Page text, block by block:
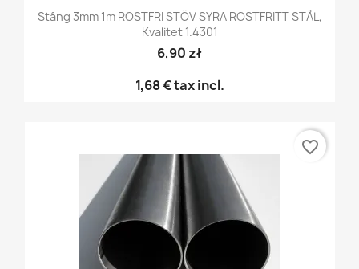
Stång 3mm 1m ROSTFRI STÖV SYRA ROSTFRITT STÅL,
Kvalitet 1.4301
6,90 zł
1,68 €tax incl.
favorite_border